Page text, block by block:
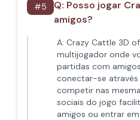
#5 Q: Posso jogar
amigos?
A: Crazy Cattle 3D
multijogador onde
partidas com
conectar-se
competir nas
sociais do jogo
amigos ou entrar